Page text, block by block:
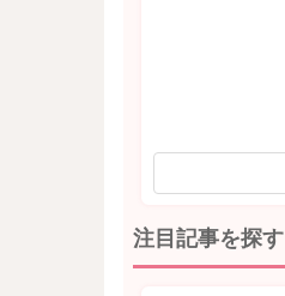
注目記事を探す